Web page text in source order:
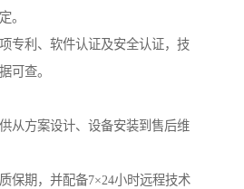
。
专利、软件认证及安全认证，技
可查。
从方案设计、设备安装到售后维
保期，并配备7×24小时远程技术